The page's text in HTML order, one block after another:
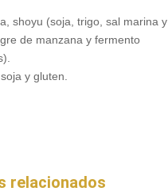
shoyu (soja, trigo, sal marina y
de manzana y fermento
y gluten.
relacionados